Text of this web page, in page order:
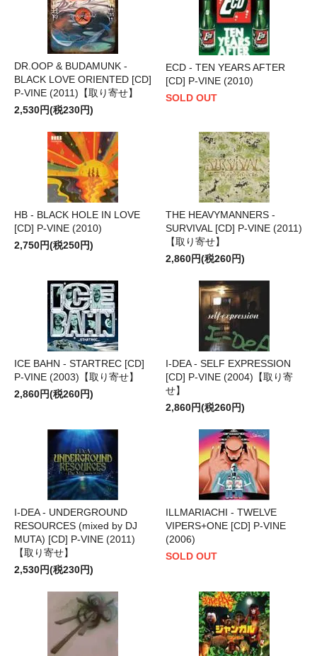
DR.OOP & BUDAMUNK -
BLACK LOVE ORIENTED [CD]
P-VINE (2011)【取り寄せ】
2,530円(税230円)
ECD - TEN YEARS AFTER
[CD] P-VINE (2010)
SOLD OUT
HB - BLACK HOLE IN LOVE
[CD] P-VINE (2010)
2,750円(税250円)
THE HEAVYMANNERS -
SURVIVAL [CD] P-VINE (2011)
【取り寄せ】
2,860円(税260円)
ICE BAHN - STARTREC [CD]
P-VINE (2003)【取り寄せ】
2,860円(税260円)
I-DEA - SELF EXPRESSION
[CD] P-VINE (2004)【取り寄
せ】
2,860円(税260円)
I-DEA - UNDERGROUND
RESOURCES (mixed by DJ
MUTA) [CD] P-VINE (2011)
【取り寄せ】
2,530円(税230円)
ILLMARIACHI - TWELVE
VIPERS+ONE [CD] P-VINE
(2006)
SOLD OUT